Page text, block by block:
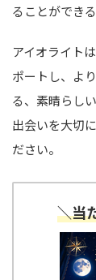
ることができ
アイオライト
ポートし、よ
る、素晴らし
出会いを大切
ださい。
＼当